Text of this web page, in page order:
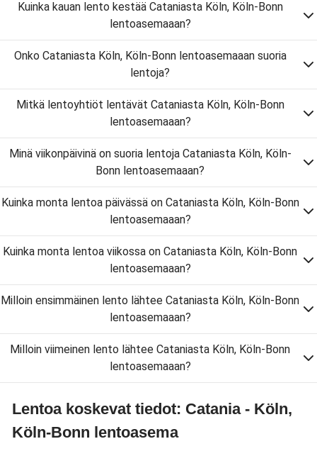
Kuinka kauan lento kestää Cataniasta Köln, Köln-Bonn
lentoasemaaan?
Onko Cataniasta Köln, Köln-Bonn lentoasemaaan suoria
lentoja?
Mitkä lentoyhtiöt lentävät Cataniasta Köln, Köln-Bonn
lentoasemaaan?
Minä viikonpäivinä on suoria lentoja Cataniasta Köln, Köln-
Bonn lentoasemaaan?
Kuinka monta lentoa päivässä on Cataniasta Köln, Köln-Bonn
lentoasemaaan?
Kuinka monta lentoa viikossa on Cataniasta Köln, Köln-Bonn
lentoasemaaan?
Milloin ensimmäinen lento lähtee Cataniasta Köln, Köln-Bonn
lentoasemaaan?
Milloin viimeinen lento lähtee Cataniasta Köln, Köln-Bonn
lentoasemaaan?
Lentoa koskevat tiedot: Catania - Köln,
Köln-Bonn lentoasema